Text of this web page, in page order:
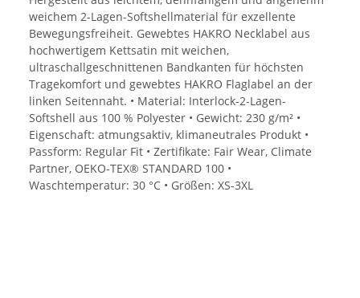
weichem 2-Lagen-Softshellmaterial für exzellente
Bewegungsfreiheit. Gewebtes HAKRO Necklabel aus
hochwertigem Kettsatin mit weichen,
ultraschallgeschnittenen Bandkanten für höchsten
Tragekomfort und gewebtes HAKRO Flaglabel an der
linken Seitennaht. • Material: Interlock-2-Lagen-
Softshell aus 100 % Polyester • Gewicht: 230 g/m² •
Eigenschaft: atmungsaktiv, klimaneutrales Produkt •
Passform: Regular Fit • Zertifikate: Fair Wear, Climate
Partner, OEKO-TEX® STANDARD 100 •
Waschtemperatur: 30 °C • Größen: XS-3XL